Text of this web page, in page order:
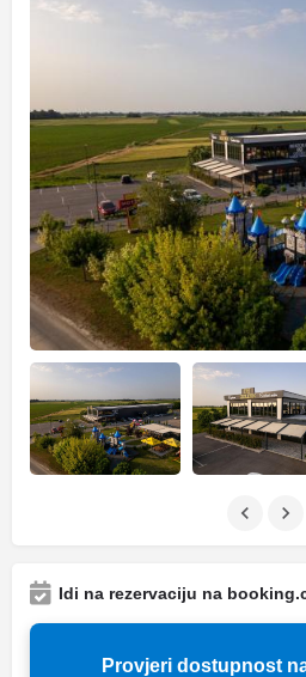
Idi na rezervaciju na
Provjeri dostupnost